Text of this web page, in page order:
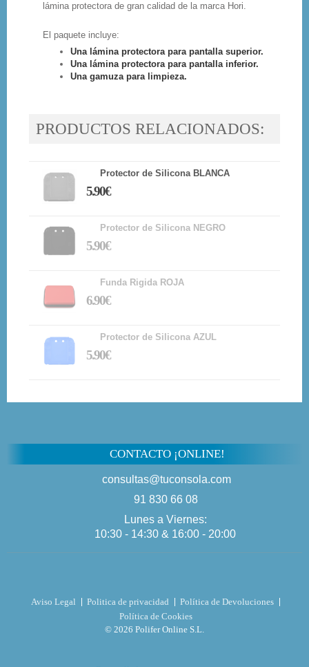
lámina protectora de gran calidad de la marca Hori.
El paquete incluye:
Una lámina protectora para pantalla superior.
Una lámina protectora para pantalla inferior.
Una gamuza para limpieza.
PRODUCTOS RELACIONADOS:
Protector de Silicona BLANCA
5.90€
Protector de Silicona NEGRO
5.90€
Funda Rigida ROJA
6.90€
Protector de Silicona AZUL
5.90€
CONTACTO ¡ONLINE!
consultas@tuconsola.com
91 830 66 08
Lunes a Viernes:
10:30 - 14:30 & 16:00 - 20:00
Aviso Legal Politica de privacidad
Política de Devoluciones
Política de Cookies
© 2026 Polifer Online S.L.